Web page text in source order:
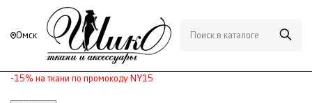
Омск
-15% на ткани по промокоду NY15